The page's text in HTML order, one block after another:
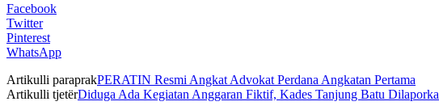
Facebook
Twitter
Pinterest
WhatsApp
Artikulli paraprakPERATIN Resmi Angkat Advokat Perdana Angkatan Pertama
Artikulli tjetërDiduga Ada Kegiatan Anggaran Fiktif, Kades Tanjung Batu